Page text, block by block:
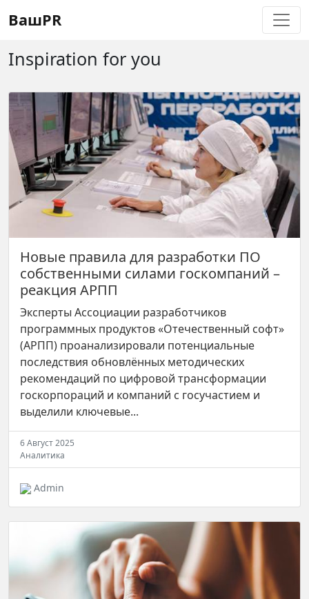
Регистрация
ВашPR
Inspiration for you
Новые правила для разработки ПО
собственными силами госкомпаний –
реакция АРПП
Эксперты Ассоциации разработчиков
программных продуктов «Отечественный софт»
(АРПП) проанализировали потенциальные
последствия обновлённых методических
рекомендаций по цифровой трансформации
госкорпораций и компаний с госучастием и
выделили ключевые...
6 Август 2025
Аналитика
Admin